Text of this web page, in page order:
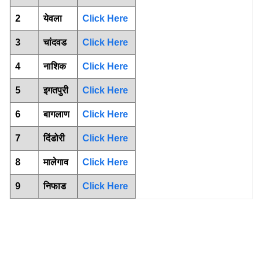
2 येवला Click Here
3 चांदवड Click Here
4 नाशिक Click Here
5 इगतपुरी Click Here
6 बागलाण Click Here
7 दिंडोरी Click Here
8 मालेगाव Click Here
9 निफाड Click Here